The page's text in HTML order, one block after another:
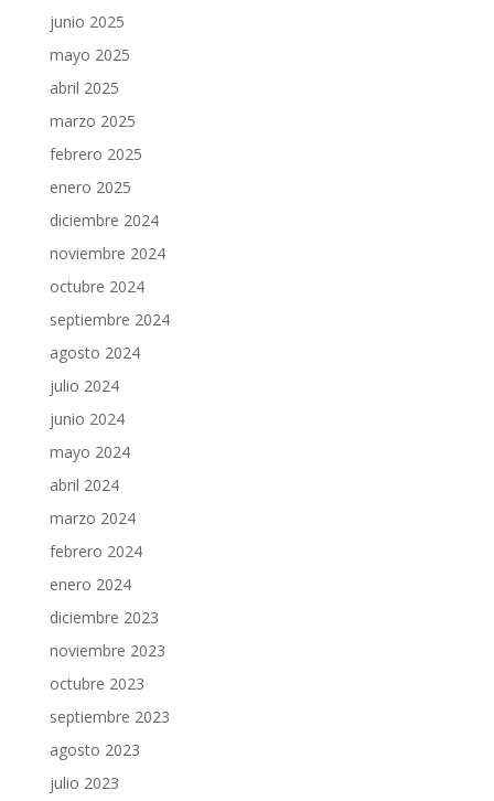
junio 2025
mayo 2025
abril 2025
marzo 2025
febrero 2025
enero 2025
diciembre 2024
noviembre 2024
octubre 2024
septiembre 2024
agosto 2024
julio 2024
junio 2024
mayo 2024
abril 2024
marzo 2024
febrero 2024
enero 2024
diciembre 2023
noviembre 2023
octubre 2023
septiembre 2023
agosto 2023
julio 2023